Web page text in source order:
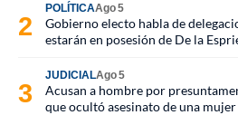
POLÍTICAAgo 5
Gobierno electo habla de
estarán en posesión de De la
JUDICIALAgo 5
Acusan a hombre por
que ocultó asesinato de una